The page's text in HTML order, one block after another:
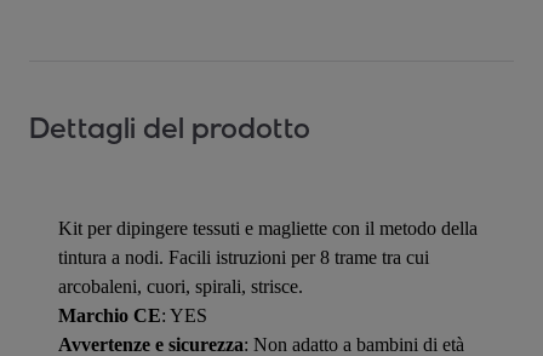
Dettagli del prodotto
Kit per dipingere tessuti e magliette con il metodo della
tintura a nodi. Facili istruzioni per 8 trame tra cui
arcobaleni, cuori, spirali, strisce.
Marchio CE: YES
Avvertenze e sicurezza: Non adatto a bambini di età